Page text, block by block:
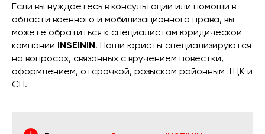
Если вы нуждаетесь в консультации или помощи в
области военного и мобилизационного права, вы
можете обратиться к специалистам юридической
компании INSEININ. Наши юристы специализируются
на вопросах, связанных с вручением повестки,
оформлением, отсрочкой, розыском районным ТЦК и
СП.